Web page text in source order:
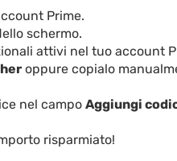
Prime.
schermo.
attivi nel tuo account
oppure copialo
nel campo Aggiungi
risparmiato!